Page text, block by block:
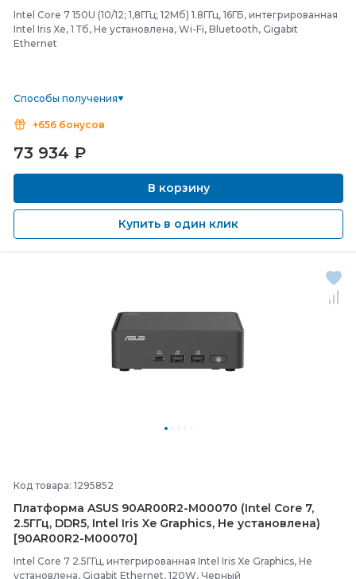
Intel Core 7 150U (10/12; 1,8ГГц; 12Мб) 1.8ГГц, 16ГБ, интегрированная
Intel Iris Xe, 1 Тб, Не установлена, Wi-Fi, Bluetooth, Gigabit
Ethernet
Способы получения
+656 бонусов
73 934 ₽
В корзину
Купить в один клик
Код товара: 1295852
Платформа ASUS 90AR00R2-M00070 (Intel Core 7,
2.5ГГц, DDR5, Intel Iris Xe Graphics, Не установлена)
[90AR00R2-M00070]
Intel Core 7 2.5ГГц, интегрированная Intel Iris Xe Graphics, Не
установлена, Gigabit Ethernet, 120W, Черный